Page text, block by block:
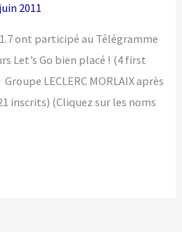
2011
ont participé au Télégramme
Let’s Go bien placé ! (4 first
LECLERC MORLAIX après
inscrits) (Cliquez sur les noms